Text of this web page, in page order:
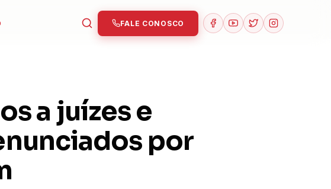
FALE CONOSCO
a juízes e
por